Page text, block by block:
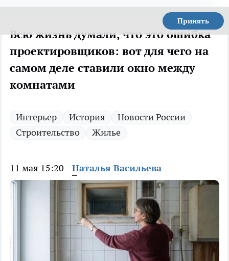
Принять
Всю жизнь думали, что это ошибка
проектировщиков: вот для чего на
самом деле ставили окно между
комнатами
Интерьер История
Новости России
Строительство
Жилье
11 мая 15:20 Наталья Васильева